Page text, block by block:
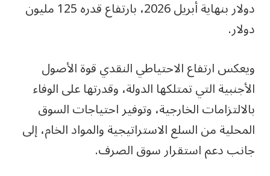
دولار بنهاية أبريل 2026، بارتفاع قدره 125 مليون
دولار.
ويعكس ارتفاع الاحتياطي النقدي قوة الأصول
الأجنبية التي تمتلكها الدولة، وقدرتها على الوفاء
بالالتزامات الخارجية، وتوفير احتياجات السوق
المحلية من السلع الاستراتيجية والمواد الخام، إلى
جانب دعم استقرار سوق الصرف.